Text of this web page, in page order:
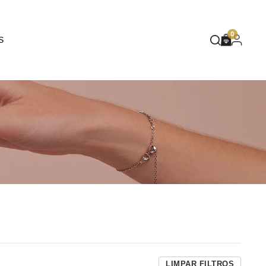
BLUE
SPIRIT
0
LIMPAR FILTROS